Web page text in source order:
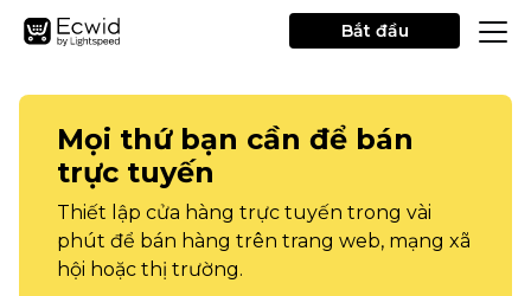
Bắt đầu
Mọi thứ bạn cần để bán
trực tuyến
Thiết lập cửa hàng trực tuyến trong vài
phút để bán hàng trên trang web, mạng xã
hội hoặc thị trường.